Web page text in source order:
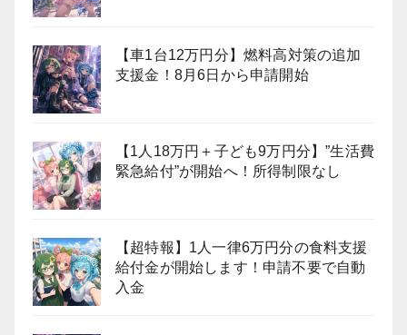
【車1台12万円分】燃料高対策の追加
支援金！8月6日から申請開始
【1人18万円＋子ども9万円分】”生活費
緊急給付”が開始へ！所得制限なし
【超特報】1人一律6万円分の食料支援
給付金が開始します！申請不要で自動
入金